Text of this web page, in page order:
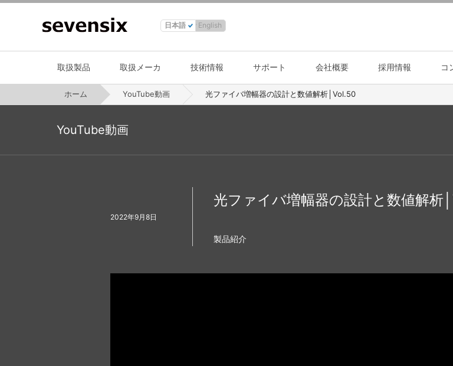
日本語 English
取扱製品 取扱メーカ 技術情報 サポート 会社概要 採用情報 コ
ホーム YouTube動画 光ファイバ増幅器の設計と数値解析│Vol.50
YouTube動画
光ファイバ増幅器の設計と数値解析
製品紹介
2022年9月8日